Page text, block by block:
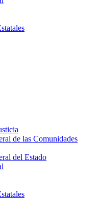
de las Comunidades
del Estado